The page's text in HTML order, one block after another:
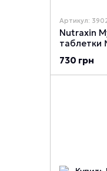
Артикул:
Nutraxin
730 грн